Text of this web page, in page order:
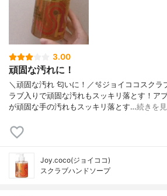
3.00
頑固な汚れに！
＼頑固な汚れ 匂いに！／🫧ジョイココスクラ
ラブ入りで頑固な汚れもスッキリ落とす！ア
が頑固な手の汚れもスッキリ落とす…続きを
Joy.coco(ジョイココ)
スクラブハンドソープ